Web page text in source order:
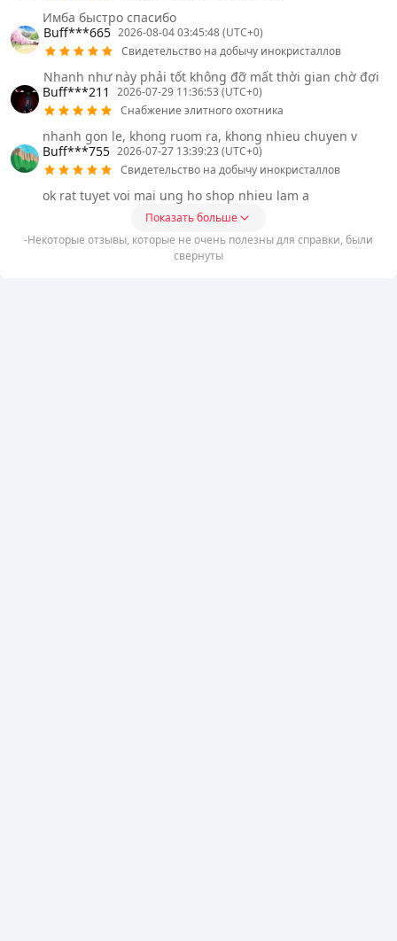
Имба быстро спасибо
Buff***665 2026-08-04 03:45:48 (UTC+0)
Свидетельство на добычу инокристаллов
Nhanh như này phải tốt không đỡ mất thời gian chờ đợi
Buff***211
2026-07-29 11:36:53 (UTC+0)
Снабжение элитного охотника
nhanh gon le, khong ruom ra, khong nhieu chuyen v
Buff***755 2026-07-27 13:39:23 (UTC+0)
Свидетельство на добычу инокристаллов
ok rat tuyet voi mai ung ho shop nhieu lam a
Показать больше
-Некоторые отзывы, которые не очень полезны для справки, были
свернуты